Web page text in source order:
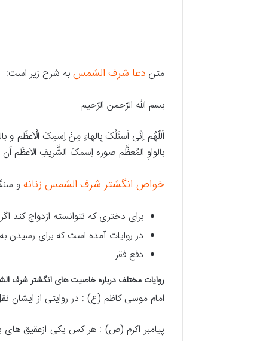
متن دعا شرف الشمسبه شرح زیر است:
بسم الله الرّحمن الرّحیم
اَللّهُم اِنّی اَسئَلُکَ بِالهاءِ مِنْ اِسمِکَ الْاَعظَم و
بالواوِ المُعظَّم صوره اِسمکَ الشَّریفِ
خواص انگشتر شرف الشمس زنانهو
برای دختری که نتوانسته ازدواج
در روایات آمده است که برای
دفع فقر
روایات مختلف درباره خاصیت های انگشتر شرف
امام موسی کاظم (ع) : در روایتی از
پیامبر اکرم (ص) : هر کس یکی ازعقیق‌ های